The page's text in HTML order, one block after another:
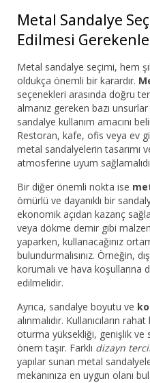
Metal Sandalye
Edilmesi
Metal sandalye seçimi, hem
oldukça önemli bir karardır.
seçenekleri arasında doğru
almanız gereken bazı
sandalye kullanım amacını
Restoran, kafe, ofis veya ev
metal sandalyelerin tasarımı
atmosferine uyum
Bir diğer önemli nokta ise
ömürlü ve dayanıklı bir
ekonomik açıdan kazanç
veya dökme demir gibi
yaparken, kullanacağınız
bulundurmalısınız. Örneğin,
korumalı ve hava koşullarına
edilmelidir.
Ayrıca, sandalye boyutu ve
alınmalıdır. Kullanıcıların
oturma yüksekliği, genişlik ve
önem taşır. Farklı dizayn
yapılar sunan metal
mekanınıza en uygun olanı